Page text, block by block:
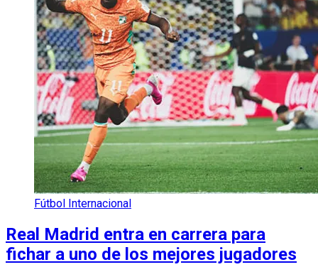
Fútbol Internacional
Real Madrid entra en carrera para
fichar a uno de los mejores jugadores